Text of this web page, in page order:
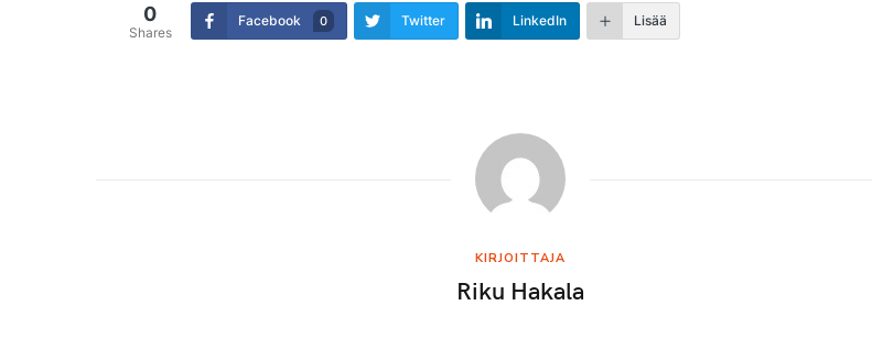
0
Shares
Facebook 0 Twitter LinkedIn Lisää
KIRJOITTAJA
Riku Hakala